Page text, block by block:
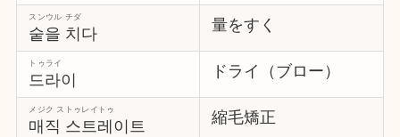
숱을 치다
スンウル チダ 量をすく
드라이
トゥライ ドライ（ブロー）
매직 스트레이트
メジク ストゥレイトゥ 縮毛矯正